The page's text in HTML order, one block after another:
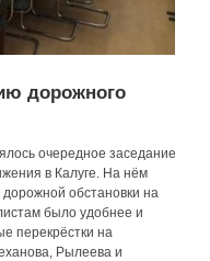
дорожного
очередное заседание
в Калуге. На нём
обстановки на
было удобнее и
перекрёстки на
Рылеева и